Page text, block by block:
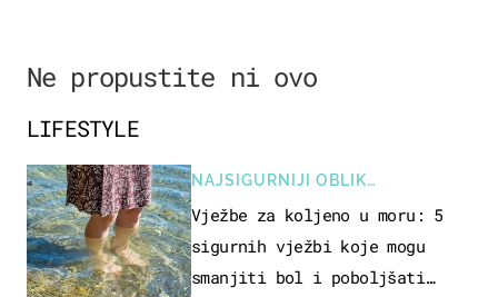
Ne propustite ni ovo
LIFESTYLE
NAJSIGURNIJI OBLIK
REKREACIJE
Vježbe za koljeno u moru: 5
sigurnih vježbi koje mogu
smanjiti bol i poboljšati